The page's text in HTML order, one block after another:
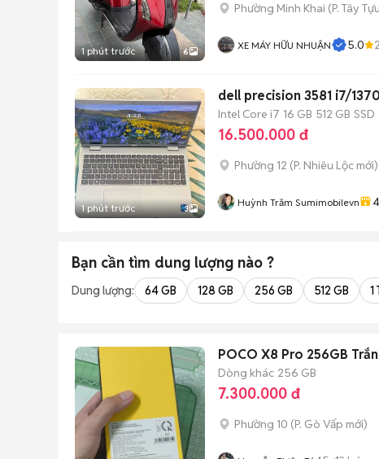
1 phút trước 6
Phường Minh Khai (P. Tây
XE MÁY HỮU NHUẬN 5.0
1 phút trước 3
dell precision 3581 i7/
Intel Core i7 16 GB 512 GB SSD
16.500.000 đ
Phường 12 (P. Nhiêu Lộc mới)
Huỳnh Trăm Sumimobilevn
Bạn cần tìm dung lượng nào ?
Dung lượng: 64 GB 128 GB 256 GB 512 GB 1
POCO X8 Pro 256GB
Dòng khác 256 GB
7.300.000 đ
Phường 10 (P. Gò Vấp mới)